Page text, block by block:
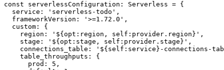
const serverlessConfiguration: Serverless = {
  service: 'serverless-todo',
  frameworkVersion: '>=1.72.0',
  custom: {
    region: '${opt:region, self:provider.region}',
    stage: '${opt:stage, self:provider.stage}',
connections_table: '${self:service}-connections-
    table_throughputs: {
      prod: 5,